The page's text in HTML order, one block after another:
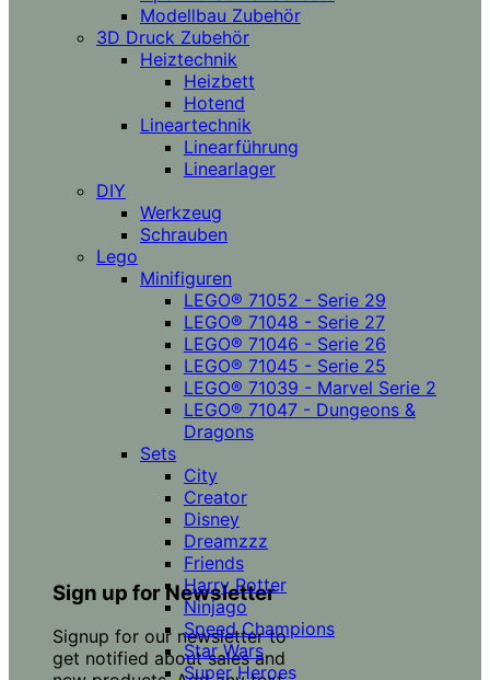
Sign up for Newsletter
Signup for our newsletter to
get notified about sales and
Modellbau Zubehör
3D Druck Zubehör
Heiztechnik
Heizbett
Hotend
Lineartechnik
Linearführung
Linearlager
DIY
Werkzeug
Schrauben
Lego
Minifiguren
LEGO® 71052 - Serie 29
LEGO® 71048 - Serie 27
LEGO® 71046 - Serie 26
LEGO® 71045 - Serie 25
LEGO® 71039 - Marvel Serie 2
LEGO® 71047 - Dungeons &
Dragons
Sets
City
Creator
Disney
Dreamzzz
Friends
Harry Potter
Ninjago
Speed Champions
Star Wars
Super Heroes